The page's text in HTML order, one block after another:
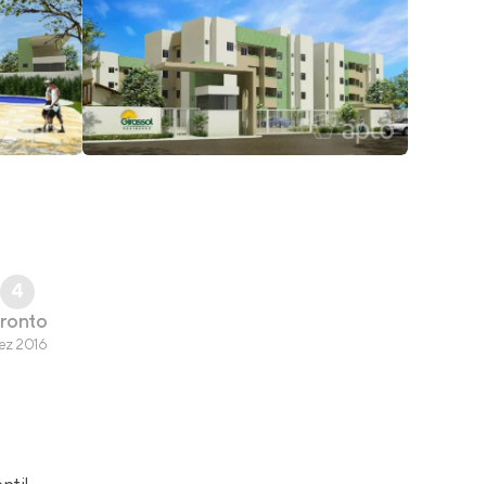
4
2016